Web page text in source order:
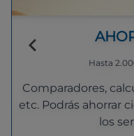
Hasta
Comparadores,
etc. Podrás ahorrar
los